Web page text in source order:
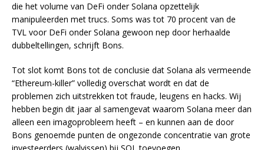
die het volume van DeFi onder Solana opzettelijk
manipuleerden met trucs. Soms was tot 70 procent van de
TVL voor DeFi onder Solana gewoon nep door herhaalde
dubbeltellingen, schrijft Bons.
Tot slot komt Bons tot de conclusie dat Solana als vermeende
“Ethereum-killer” volledig overschat wordt en dat de
problemen zich uitstrekken tot fraude, leugens en hacks. Wij
hebben begin dit jaar al samengevat waarom Solana meer dan
alleen een imagoprobleem heeft – en kunnen aan de door
Bons genoemde punten de ongezonde concentratie van grote